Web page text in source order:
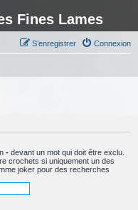
Fines Lames
Connexion
S’enregistrer
- devant un mot qui doit être exclu.
crochets si uniquement un des
joker pour des recherches